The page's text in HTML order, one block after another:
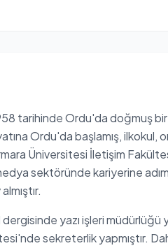
tarihinde Ordu'da doğmuş
Ordu'da başlamış,
Üniversitesi İletişim
sektöründe kariyerine
yazı işleri müdürlüğü
sekreterlik yapmıştır.